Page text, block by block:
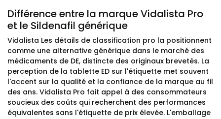
Différence entre la marque Vidalista Pro
et le Sildenafil générique
Vidalista Les détails de classification pro la positionnent
comme une alternative générique dans le marché des
médicaments de DE, distincte des originaux brevetés. La
perception de la tablette ED sur l'étiquette met souvent
l'accent sur la qualité et la confiance de la marque au fil
des ans. Vidalista Pro fait appel à des consommateurs
soucieux des coûts qui recherchent des performances
équivalentes sans l'étiquette de prix élevée. L'emballage